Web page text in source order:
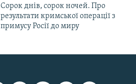
Сорок днів, сорок ночей. Про
результати кримської операції з
примусу Росії до миру